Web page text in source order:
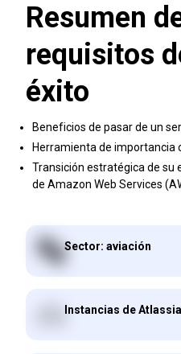
Resumen
requisitos
éxito
Beneficios de pasar de un
Herramienta de importancia
Transición estratégica de su
de Amazon Web Services
Sector: aviación
Instancias de